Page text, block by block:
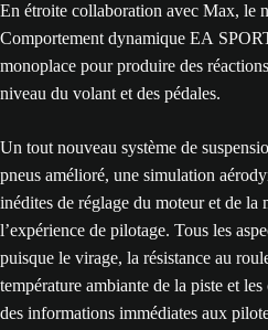
En étroite collaboration avec Max, le
Comportement dynamique EA
monoplace pour produire des
niveau du volant et des pédales.
Un tout nouveau système de
pneus amélioré, une simulation
inédites de réglage du moteur et de la
l’expérience de pilotage. Tous les
puisque le virage, la résistance au
température ambiante de la piste et
des informations immédiates aux